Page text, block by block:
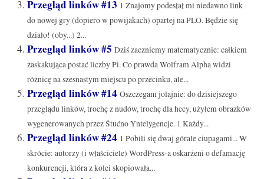
Przegląd linków #13 1 Znajomy podesłał mi niedawno link
do nowej gry (dopiero w powijakach) opartej na PLO. Będzie się
działo! (oby...) 2...
Przegląd linków #5 Dziś zaczniemy matematycznie: całkiem
zaskakująca postać liczby Pi. Co prawda Wolfram Alpha widzi
różnicę na szesnastym miejscu po przecinku, ale...
Przegląd linków #14 Oszczegam jolajnie: do dzisiejszego
przeglądu linków, trochę z nudów, trochę dla hecy, użyłem obrazków
wygenerowanych przez Śtućno Yntelygencje. 1 Każdy...
Przegląd linków #24 1 Pobili się dwaj górale ciupagami... W
skrócie: autorzy (i właściciele) WordPress-a oskarżeni o defamację
konkurencji, która z kolei skopiowała...